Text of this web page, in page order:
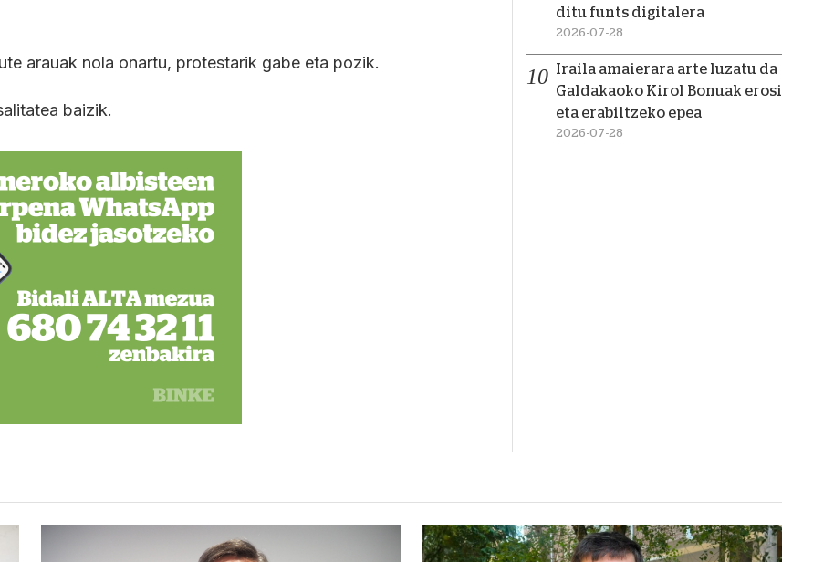
arauak nola onartu, protestarik gabe eta pozik.
baizik.
ditu funts digitalera
2026-07-28
Iraila amaierara arte luzatu da
Galdakaoko Kirol Bonuak erosi
eta erabiltzeko epea
2026-07-28